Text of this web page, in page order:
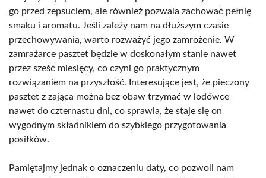
go przed zepsuciem, ale również pozwala zachować pełnię
smaku i aromatu. Jeśli zależy nam na dłuższym czasie
przechowywania, warto rozważyć jego zamrożenie. W
zamrażarce pasztet będzie w doskonałym stanie nawet
przez sześć miesięcy, co czyni go praktycznym
rozwiązaniem na przyszłość. Interesujące jest, że pieczony
pasztet z zająca można bez obaw trzymać w lodówce
nawet do czternastu dni, co sprawia, że staje się on
wygodnym składnikiem do szybkiego przygotowania
posiłków.
Pamiętajmy jednak o oznaczeniu daty, co pozwoli nam